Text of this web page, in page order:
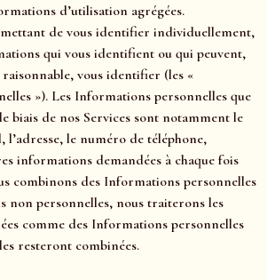
d’utilisation agrégées.
de vous identifier individuellement,
qui vous identifient ou qui peuvent,
vous identifier (les «
»). Les Informations personnelles que
biais de nos Services sont notamment le
l’adresse, le numéro de téléphone,
informations demandées à chaque fois
combinons des Informations personnelles
non personnelles, nous traiterons les
comme des Informations personnelles
resteront combinées.